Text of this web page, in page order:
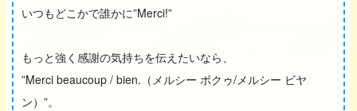
いつもどこかで誰かに”Merci!”
もっと強く感謝の気持ちを伝えたいなら、
”Merci beaucoup / bien.（メルシー ボクゥ/メルシー ビヤ
ン）”。